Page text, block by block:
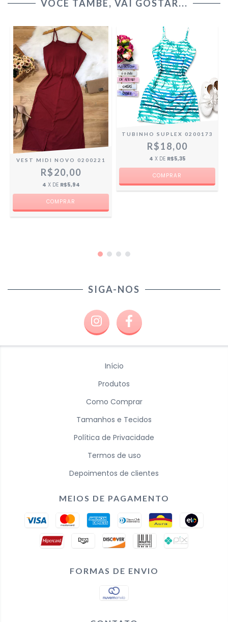
VOCÊ TAMBÉ, VAI GOSTAR...
VEST MIDI NOVO 0200221
R$20,00
4 X DE R$5,94
TUBINHO SUPLEX 0200173
R$18,00
4 X DE R$5,35
SIGA-NOS
Início
Produtos
Como Comprar
Tamanhos e Tecidos
Política de Privacidade
Termos de uso
Depoimentos de clientes
MEIOS DE PAGAMENTO
FORMAS DE ENVIO